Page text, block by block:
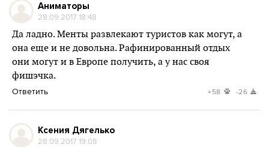
Аниматоры
28.09.2017 18:48
Да ладно. Менты развлекают туристов как могут, а
она еще и не довольна. Рафинированный отдых
они могут и в Европе получить, а у нас своя
фишэчка.
Ответить +58 -26
Ксения Дягелько
28.09.2017 19:08